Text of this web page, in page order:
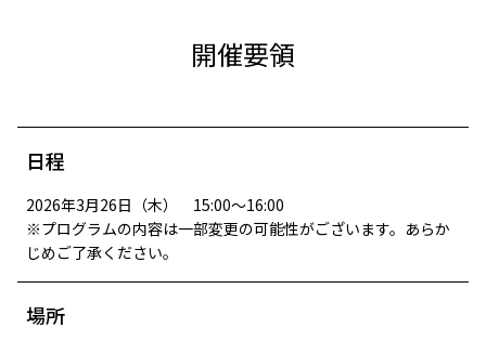
開催要領
日程
2026年3月26日（木） 15:00～16:00
※プログラムの内容は一部変更の可能性がございます。あらか
じめご了承ください。
場所